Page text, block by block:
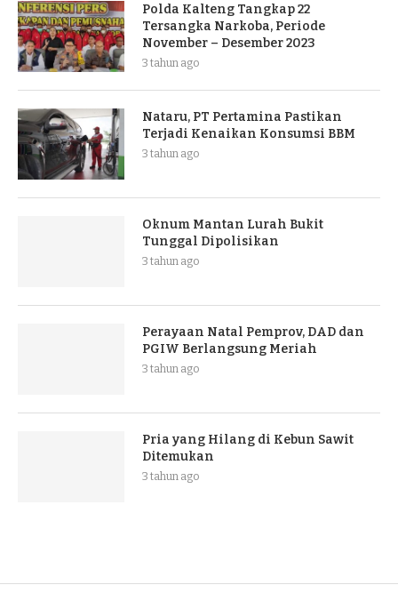
Polda Kalteng Tangkap 22
Tersangka Narkoba, Periode
November – Desember 2023
3 tahun ago
Nataru, PT Pertamina Pastikan
Terjadi Kenaikan Konsumsi BBM
3 tahun ago
Oknum Mantan Lurah Bukit
Tunggal Dipolisikan
3 tahun ago
Perayaan Natal Pemprov, DAD dan
PGIW Berlangsung Meriah
3 tahun ago
Pria yang Hilang di Kebun Sawit
Ditemukan
3 tahun ago